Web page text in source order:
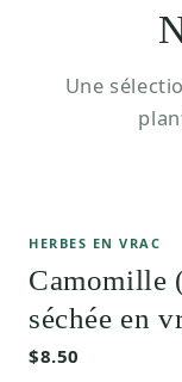
Une
HERBES EN VRAC
Camomille
séchée en
$8.50